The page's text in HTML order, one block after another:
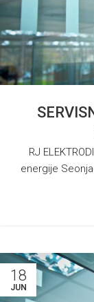
RJ
energije
18
JUN